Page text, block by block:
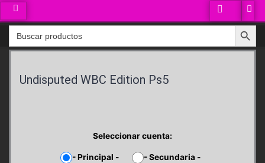
al
contenido
Search
for:
Search Button
Undisputed WBC Edition Ps5
Seleccionar cuenta:
-Principal - -Secundaria-